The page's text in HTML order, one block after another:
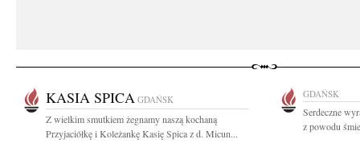
KASIA SPICA GDAŃSK
Z wielkim smutkiem żegnamy naszą kochaną
Przyjaciółkę i Koleżankę Kasię Spica z d. Micun...
GDAŃSK
Serdeczne
z powodu